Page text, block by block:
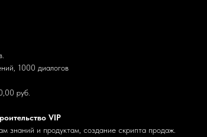
1000 диалогов
руб.
VIP
знаний и продуктам, создание скрипта продаж.